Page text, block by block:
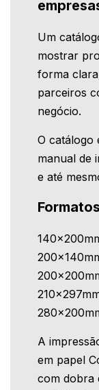
Um
mostrar
forma
parceiros
negócio.
O catálogo
manual de
e até
A
em papel
com dobra